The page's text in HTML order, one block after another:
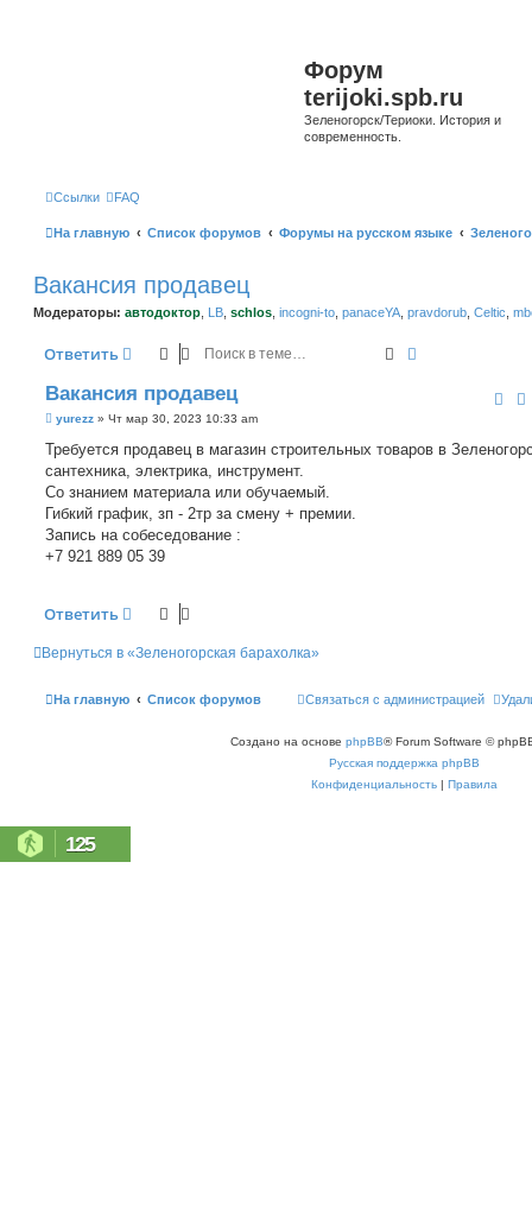
Форум
terijoki.spb.ru
Зеленогорск/Териоки. История и
современность.
Ссылки FAQ
На главную Список форумов Форумы на русском языке
Вакансия продавец
Модераторы: автодоктор LB schlos incogni-to panaceYA pravdorub Celtic
Ответить Поиск
Вакансия продавец
С
о
б
щ
е
и
е
yurezz » Чт мар 30, 2023 10:33 am
Требуется продавец в магазин строительных товаров в
сантехника, электрика, инструмент.
Со знанием материала или обучаемый.
Гибкий график, зп - 2тр за смену + премии.
Запись на собеседование :
+7 921 889 05 39
Ответить
Вернуться в «Зеленогорская барахолка»
На главную Список форумов Связаться с администрацией
Создано на основе phpBB® Forum Software ©
Русская поддержка phpBB
Конфиденциальность | Правила
125